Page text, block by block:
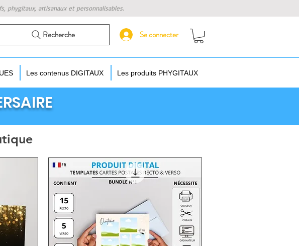
phygitaux, artisanaux et personnalisables.
Recherche Se connecter
Les contenus DIGITAUX Les produits PHYGITAUX